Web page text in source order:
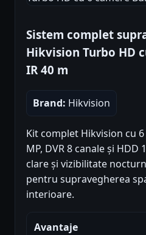
Sistem complet
Hikvision Turbo HD
IR 40 m
Brand: Hikvision
Kit complet Hikvision cu
MP, DVR 8 canale și
clare și vizibilitate
pentru supravegherea
interioare.
Avantaje